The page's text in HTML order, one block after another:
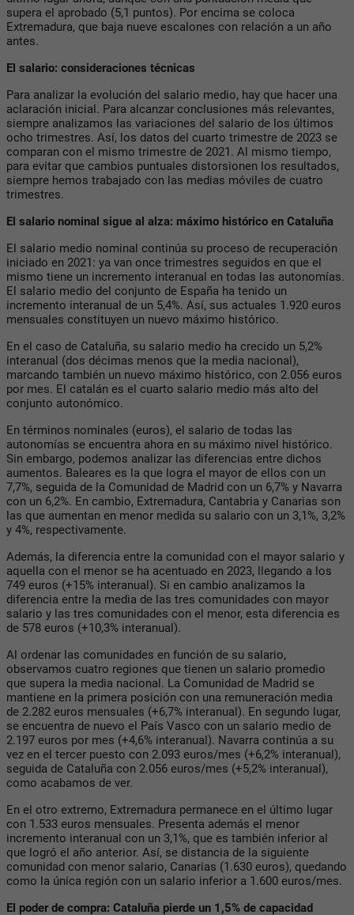
supera el aprobado (5,1 puntos). Por encima se coloca
Extremadura, que baja nueve escalones con relación a un año
antes.
El salario: consideraciones técnicas
Para analizar la evolución del salario medio, hay que hacer una
aclaración inicial. Para alcanzar conclusiones más relevantes,
siempre analizamos las variaciones del salario de los últimos
ocho trimestres. Así, los datos del cuarto trimestre de 2023 se
comparan con el mismo trimestre de 2021. Al mismo tiempo,
para evitar que cambios puntuales distorsionen los resultados,
siempre hemos trabajado con las medias móviles de cuatro
trimestres.
El salario nominal sigue al alza: máximo histórico en Cataluña
El salario medio nominal continúa su proceso de recuperación
iniciado en 2021: ya van once trimestres seguidos en que el
mismo tiene un incremento interanual en todas las autonomías.
El salario medio del conjunto de España ha tenido un
incremento interanual de un 5,4%. Así, sus actuales 1.920 euros
mensuales constituyen un nuevo máximo histórico.
En el caso de Cataluña, su salario medio ha crecido un 5,2%
interanual (dos décimas menos que la media nacional),
marcando también un nuevo máximo histórico, con 2.056 euros
por mes. El catalán es el cuarto salario medio más alto del
conjunto autonómico.
En términos nominales (euros), el salario de todas las
autonomías se encuentra ahora en su máximo nivel histórico.
Sin embargo, podemos analizar las diferencias entre dichos
aumentos. Baleares es la que logra el mayor de ellos con un
7,7%, seguida de la Comunidad de Madrid con un 6,7% y Navarra
con un 6,2%. En cambio, Extremadura, Cantabria y Canarias son
las que aumentan en menor medida su salario con un 3,1%, 3,2%
y 4%, respectivamente.
Además, la diferencia entre la comunidad con el mayor salario y
aquella con el menor se ha acentuado en 2023, llegando a los
749 euros (+15% interanual). Si en cambio analizamos la
diferencia entre la media de las tres comunidades con mayor
salario y las tres comunidades con el menor, esta diferencia es
de 578 euros (+10,3% interanual).
Al ordenar las comunidades en función de su salario,
observamos cuatro regiones que tienen un salario promedio
que supera la media nacional. La Comunidad de Madrid se
mantiene en la primera posición con una remuneración media
de 2.282 euros mensuales (+6,7% interanual). En segundo lugar,
se encuentra de nuevo el País Vasco con un salario medio de
2.197 euros por mes (+4,6% interanual). Navarra continúa a su
vez en el tercer puesto con 2.093 euros/mes (+6,2% interanual),
seguida de Cataluña con 2.056 euros/mes (+5,2% interanual),
como acabamos de ver.
En el otro extremo, Extremadura permanece en el último lugar
con 1.533 euros mensuales. Presenta además el menor
incremento interanual con un 3,1%, que es también inferior al
que logró el año anterior. Así, se distancia de la siguiente
comunidad con menor salario, Canarias (1.630 euros), quedando
como la única región con un salario inferior a 1.600 euros/mes.
El poder de compra: Cataluña pierde un 1,5% de capacidad